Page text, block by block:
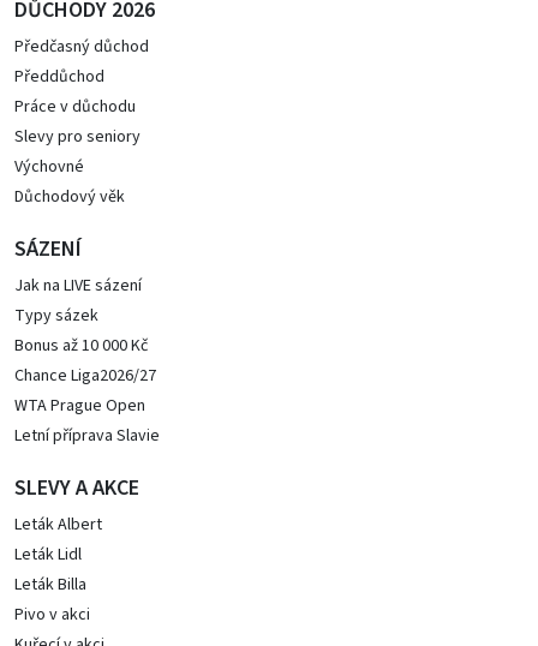
DŮCHODY 2026
Předčasný důchod
Předdůchod
Práce v důchodu
Slevy pro seniory
Výchovné
Důchodový věk
SÁZENÍ
Jak na LIVE sázení
Typy sázek
Bonus až 10 000 Kč
Chance Liga2026/27
WTA Prague Open
Letní příprava Slavie
SLEVY A AKCE
Leták Albert
Leták Lidl
Leták Billa
Pivo v akci